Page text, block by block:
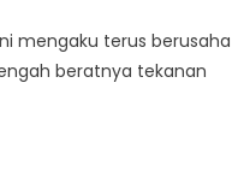
mengaku terus berusaha
beratnya tekanan